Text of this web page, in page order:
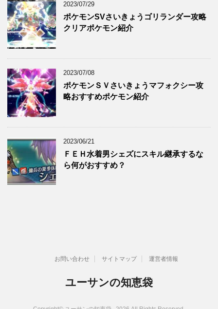
2023/07/29
ポケモンSVさいきょうゴリランダー攻略
クリアポケモン紹介
2023/07/08
ポケモンＳＶさいきょうマフォクシー攻
略おすすめポケモン紹介
2023/06/21
ＦＥＨ水着男シェズにスキル継承するな
ら何がおすすめ？
お問い合わせ サイトマップ 運営者情報
ユーサンの知恵袋